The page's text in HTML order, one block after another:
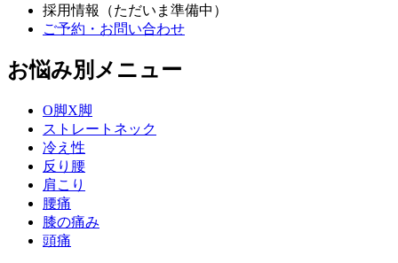
採用情報（ただいま準備中）
ご予約・お問い合わせ
お悩み別メニュー
O脚X脚
ストレートネック
冷え性
反り腰
肩こり
腰痛
膝の痛み
頭痛